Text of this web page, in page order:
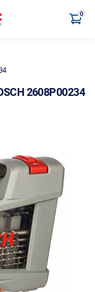
0
2608P00234